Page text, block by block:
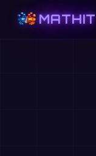
MATHIT